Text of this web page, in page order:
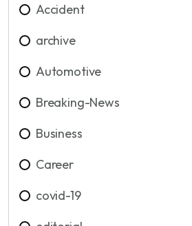
Accident
archive
Automotive
Breaking-News
Business
Career
covid-19